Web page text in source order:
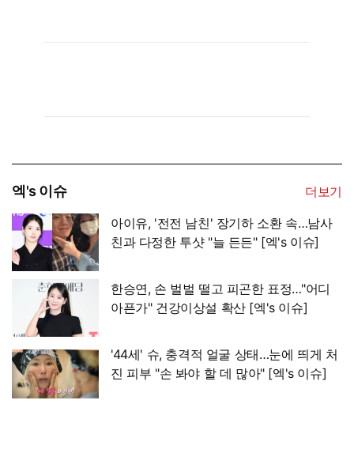
엑's 이슈
더보기
아이유, '전전 남친' 장기하 소환 속…남사
친과 다정한 투샷 "늘 든든" [엑's 이슈]
한승연, 손 벌벌 떨고 피곤한 표정…"어디
아픈가" 건강이상설 확산 [엑's 이슈]
'44세' 슈, 충격적 얼굴 상태…눈에 띄게 처
진 피부 "손 봐야 할 데 많아" [엑's 이슈]